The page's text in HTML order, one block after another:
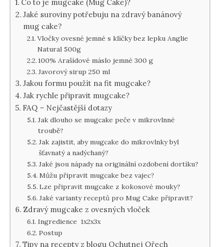
Co to je mugcake (Mug Cake)?
Jaké suroviny potřebuju na zdravý banánový
mug cake?
Vločky ovesné jemné s klíčky bez lepku Anglie
Natural 500g
100% Arašídové máslo jemné 300 g
Javorový sirup 250 ml
Jakou formu použít na fit mugcake?
Jak rychle připravit mugcake?
FAQ – Nejčastější dotazy
Jak dlouho se mugcake peče v mikrovlnné
troubě?
Jak zajistit, aby mugcake do mikrovlnky byl
šťavnatý a nadýchaný?
Jaké jsou nápady na originální ozdobení dortíku?
Můžu připravit mugcake bez vajec?
Lze připravit mugcake z kokosové mouky?
Jaké varianty receptů pro Mug Cake připravit?
Zdravý mugcake z ovesných vloček
Ingredience 1x2x3x
Postup
Tipy na recepty z blogu Ochutnej Ořech